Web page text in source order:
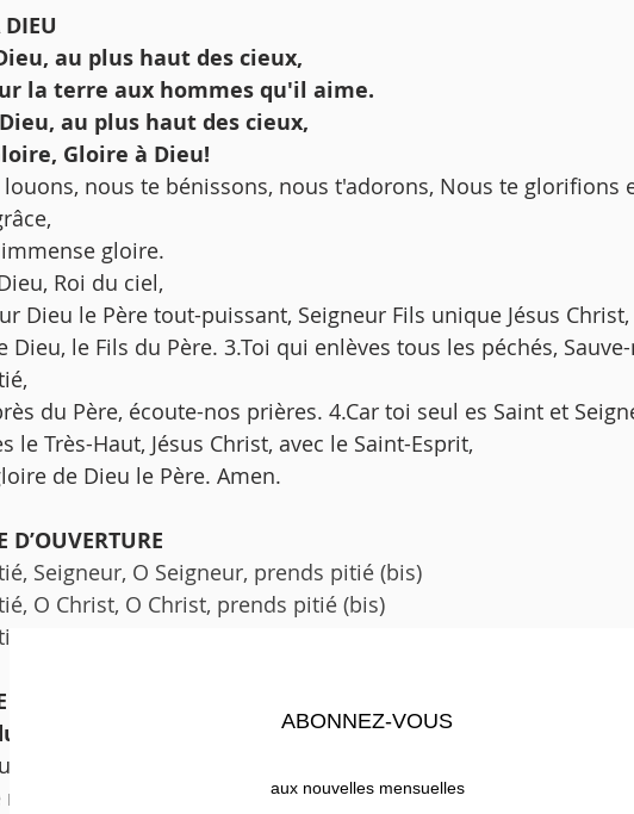
au plus haut des cieux,
la terre aux hommes qu'il aime.
au plus haut des cieux,
Gloire à Dieu!
louons, nous te bénissons, nous t'adorons, Nous te glorifions
gloire.
Roi du ciel,
Dieu, le Fils du Père. 3.Toi qui enlèves tous les péchés,
du Père, écoute-nos prières. 4.Car toi seul es Saint et
le Très-Haut, Jésus Christ, avec le Saint-Esprit,
de Dieu le Père. Amen.
D’OUVERTURE
Seigneur, O Seigneur, prends pitié (bis)
O Christ, O Christ, prends pitié (bis)
Seigneur, O Seigneur, prends pitié (bis)
LECTURE
livre du prophète Isaïe
mon Dieu m’a ouvert l’oreille,
me suis pas révolté,